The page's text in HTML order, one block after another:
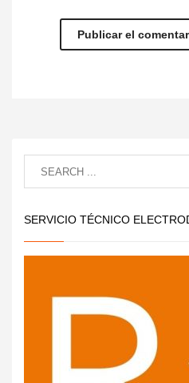
SERVICIO TÉCNICO